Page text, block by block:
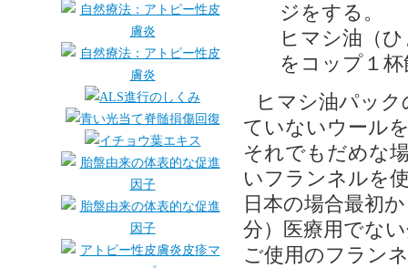
ジをする。
ヒマシ油（
をコップ１
ヒマシ油パッ
ていないウール
それでもだめな
いフランネルを
日本の場合最初
分）医療用でな
ご使用のフラン